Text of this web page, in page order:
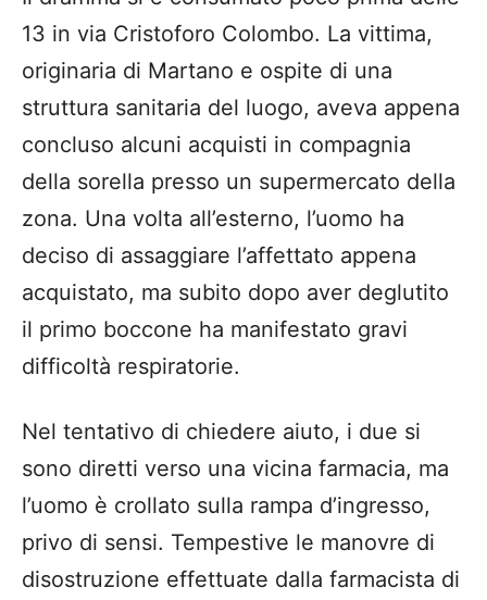
13 in via Cristoforo Colombo. La vittima,
originaria di Martano e ospite di una
struttura sanitaria del luogo, aveva appena
concluso alcuni acquisti in compagnia
della sorella presso un supermercato della
zona. Una volta all’esterno, l’uomo ha
deciso di assaggiare l’affettato appena
acquistato, ma subito dopo aver deglutito
il primo boccone ha manifestato gravi
difficoltà respiratorie.
Nel tentativo di chiedere aiuto, i due si
sono diretti verso una vicina farmacia, ma
l’uomo è crollato sulla rampa d’ingresso,
privo di sensi. Tempestive le manovre di
disostruzione effettuate dalla farmacista di